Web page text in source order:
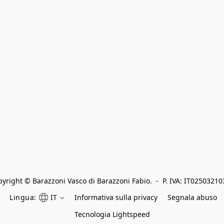
© Barazzoni Vasco di Barazzoni Fabio.  -  P. IVA:
Lingua:
IT Informativa sulla privacy
Segnala abuso
Tecnologia Lightspeed